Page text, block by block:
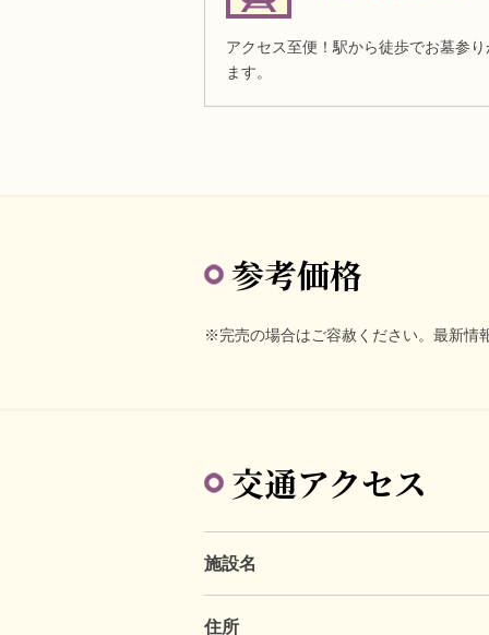
アクセス至便！駅から徒歩でお墓参
ます。
参考価格
※完売の場合はご容赦ください。最新情
交通アクセス
施設名
住所